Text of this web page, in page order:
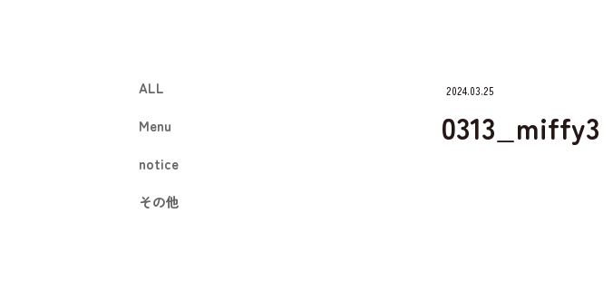
ALL
Menu
notice
その他
2024.03.25
0313_miffy3